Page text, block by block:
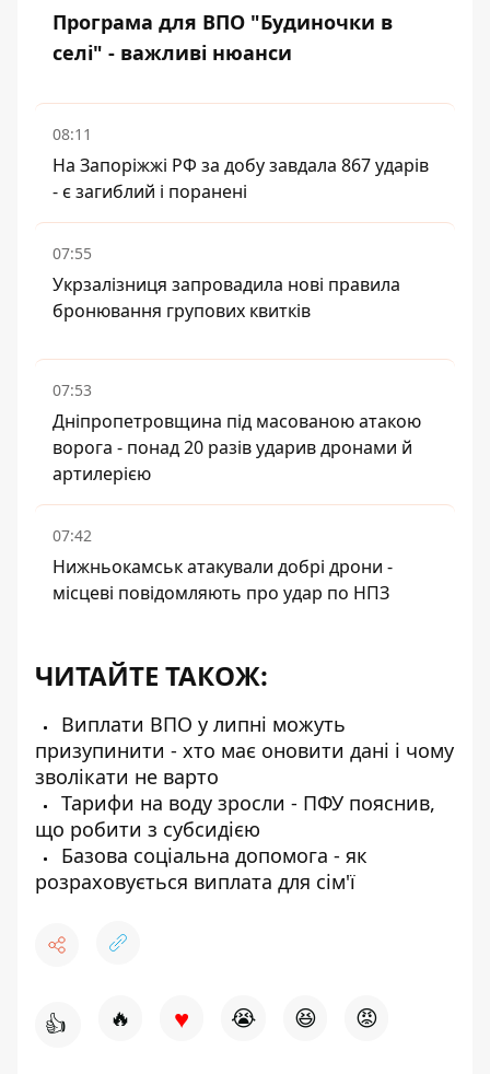
Програма для ВПО "Будиночки в
селі" - важливі нюанси
08:11
На Запоріжжі РФ за добу завдала 867 ударів
- є загиблий і поранені
07:55
Укрзалізниця запровадила нові правила
бронювання групових квитків
07:53
Дніпропетровщина під масованою атакою
ворога - понад 20 разів ударив дронами й
артилерією
07:42
Нижньокамськ атакували добрі дрони -
місцеві повідомляють про удар по НПЗ
ЧИТАЙТЕ ТАКОЖ:
Виплати ВПО у липні можуть
призупинити - хто має оновити дані і чому
зволікати не варто
Тарифи на воду зросли - ПФУ пояснив,
що робити з субсидією
Базова соціальна допомога - як
розраховується виплата для сім'ї
👍 🔥 ♥ 😭 😆 😡